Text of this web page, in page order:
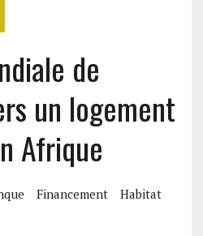
de
un logement
Afrique
Financement
Habitat